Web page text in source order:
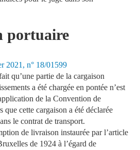
portuaire
2021, n° 18/01599
qu’une partie de la cargaison
a été chargée en pontée n’est
de la Convention de
cette cargaison a été déclarée
le contrat de transport.
de livraison instaurée par l’article
de 1924 à l’égard de